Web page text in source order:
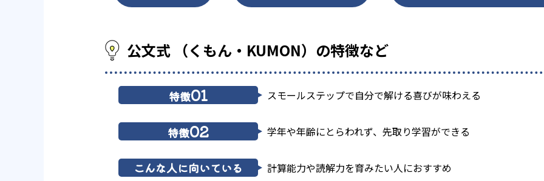
公文式 （くもん・KUMON）の特徴など
特徴01 スモールステップで自分で解ける喜びが味わえる
特徴02 学年や年齢にとらわれず、先取り学習ができる
こんな人に向いている 計算能力や読解力を育みたい人におすすめ